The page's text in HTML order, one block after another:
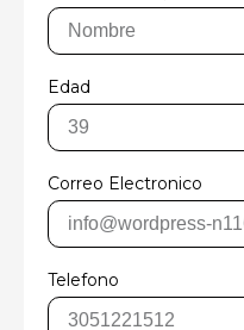
Edad
Correo Electronico
Telefono